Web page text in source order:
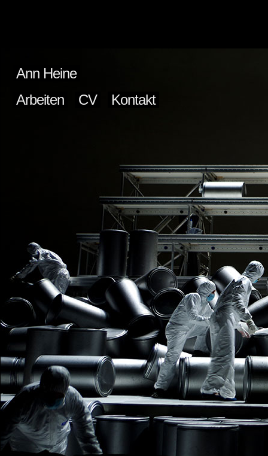
Ann Heine
Arbeiten
CV Kontakt